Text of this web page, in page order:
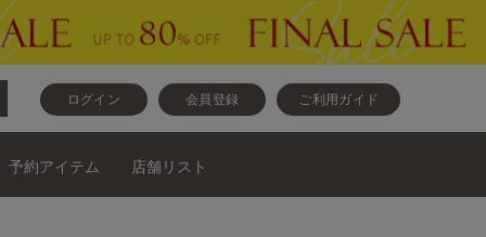
ログイン 会員登録 ご利用ガイド
予約アイテム 店舗リスト